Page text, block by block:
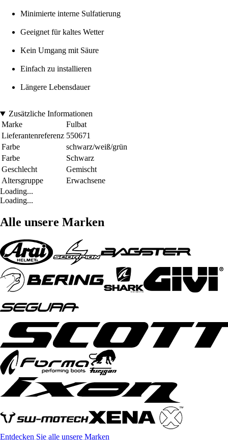
Minimierte interne Sulfatierung
Geeignet für kaltes Wetter
Kein Umgang mit Säure
Einfach zu installieren
Längere Lebensdauer
Zusätzliche Informationen
Marke
Fulbat
Lieferantenreferenz 550671
Farbe
schwarz/weiß/grün
Farbe
Schwarz
Geschlecht
Gemischt
Altersgruppe
Erwachsene
Loading...
Loading...
Alle unsere Marken
Entdecken Sie alle unsere Marken